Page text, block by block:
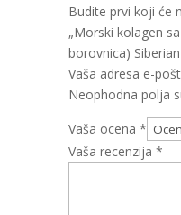
Budite prvi koji će
„Morski kolagen
borovnica)
Vaša adresa e-
Neophodna polja
Vaša ocena *
Vaša recenzija *